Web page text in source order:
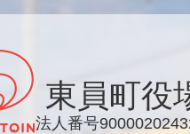
東員町役
法人番号